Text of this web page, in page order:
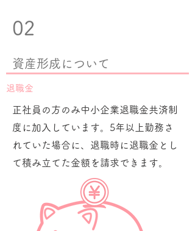
02
資産形成について
退職金
正社員の方のみ中小企業退職金共済制
度に加入しています。5年以上勤務さ
れていた場合に、退職時に退職金とし
て積み立てた金額を請求できます。